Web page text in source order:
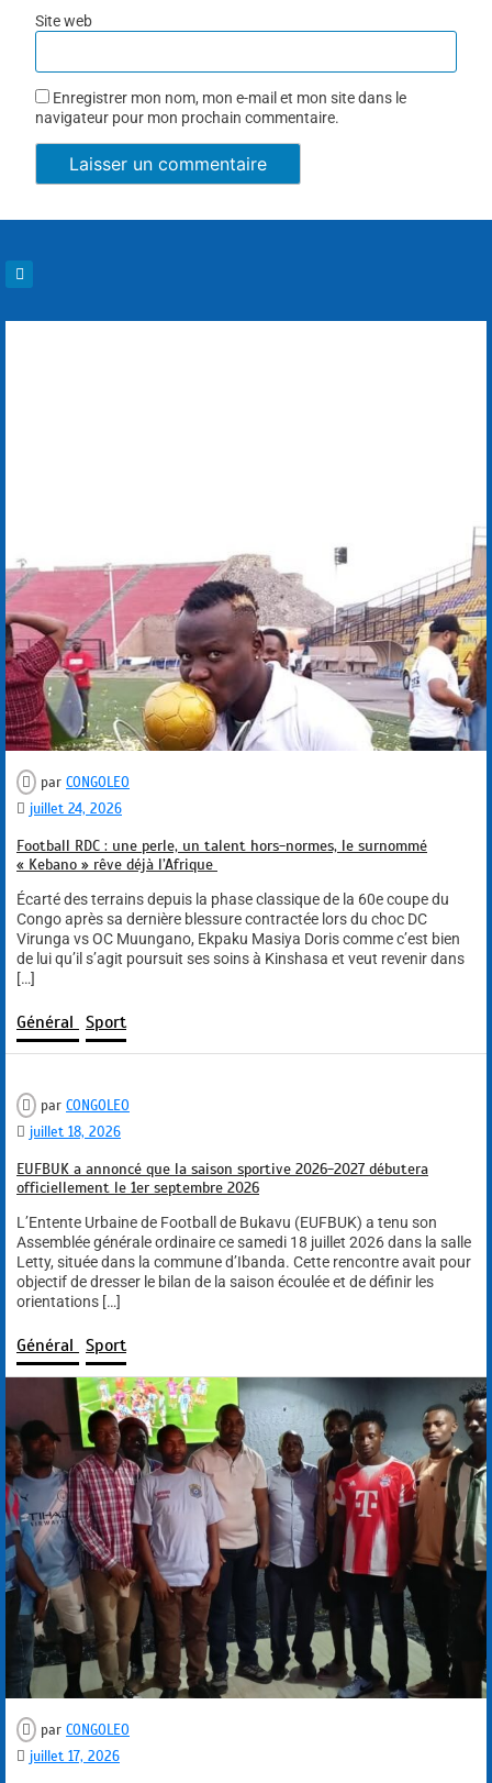
Site web
Enregistrer mon nom, mon e-mail et mon site dans le
navigateur pour mon prochain commentaire.
par CONGOLEO
juillet 24, 2026
Football RDC : une perle, un talent hors-normes, le surnommé
« Kebano » rêve déjà l’Afrique
Écarté des terrains depuis la phase classique de la 60e coupe du
Congo après sa dernière blessure contractée lors du choc DC
Virunga vs OC Muungano, Ekpaku Masiya Doris comme c’est bien
de lui qu’il s’agit poursuit ses soins à Kinshasa et veut revenir dans
[…]
Général Sport
par CONGOLEO
juillet 18, 2026
EUFBUK a annoncé que la saison sportive 2026-2027 débutera
officiellement le 1er septembre 2026
L’Entente Urbaine de Football de Bukavu (EUFBUK) a tenu son
Assemblée générale ordinaire ce samedi 18 juillet 2026 dans la salle
Letty, située dans la commune d’Ibanda. Cette rencontre avait pour
objectif de dresser le bilan de la saison écoulée et de définir les
orientations […]
Général Sport
par CONGOLEO
juillet 17, 2026